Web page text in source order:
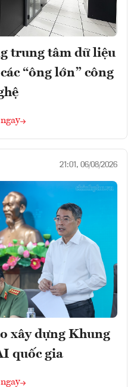
trung tâm dữ liệu
“ông lớn” công
21:01, 06/08/2026
xây dựng Khung
quốc gia